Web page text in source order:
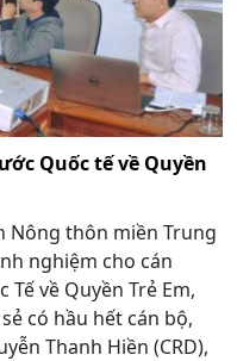
Quốc tế về Quyền
Nông thôn miền Trung
nghiệm cho cán
về Quyền Trẻ Em,
có hầu hết cán bộ,
Thanh Hiền (CRD),